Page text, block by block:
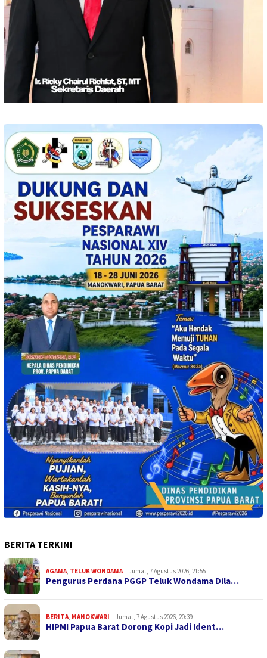
BERITA TERKINI
AGAMA, TELUK WONDAMA Jumat, 7 Agustus 2026, 21:55
Pengurus Perdana PGGP Teluk Wondama Dila…
BERITA, MANOKWARI Jumat, 7 Agustus 2026, 20:39
HIPMI Papua Barat Dorong Kopi Jadi Ident…